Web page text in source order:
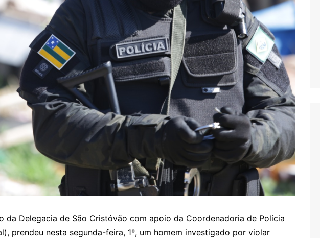
da Delegacia de São Cristóvão com apoio da Coordenadoria de Polícia
prendeu nesta segunda-feira, 1º, um homem investigado por violar